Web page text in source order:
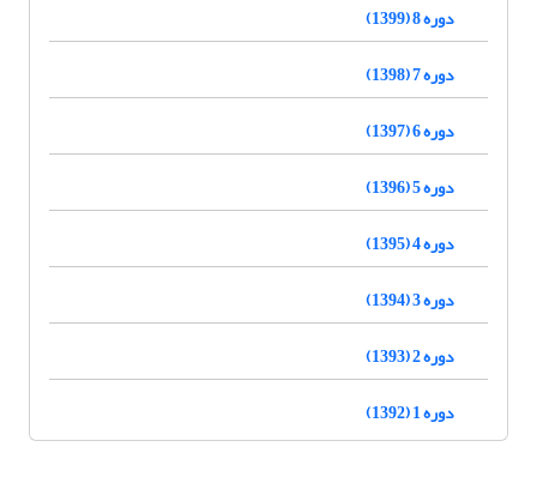
دوره 8 (1399)
دوره 7 (1398)
دوره 6 (1397)
دوره 5 (1396)
دوره 4 (1395)
دوره 3 (1394)
دوره 2 (1393)
دوره 1 (1392)